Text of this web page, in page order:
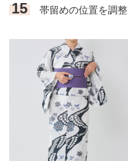
15 帯留めの位置を調整